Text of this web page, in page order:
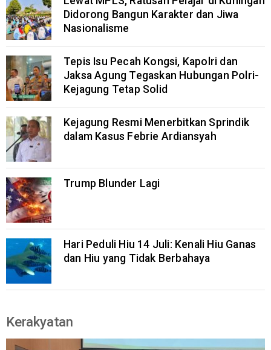
Didorong Bangun Karakter dan Jiwa
Nasionalisme
Tepis Isu Pecah Kongsi, Kapolri dan
Jaksa Agung Tegaskan Hubungan Polri-
Kejagung Tetap Solid
Kejagung Resmi Menerbitkan Sprindik
dalam Kasus Febrie Ardiansyah
Trump Blunder Lagi
Hari Peduli Hiu 14 Juli: Kenali Hiu Ganas
dan Hiu yang Tidak Berbahaya
Kerakyatan